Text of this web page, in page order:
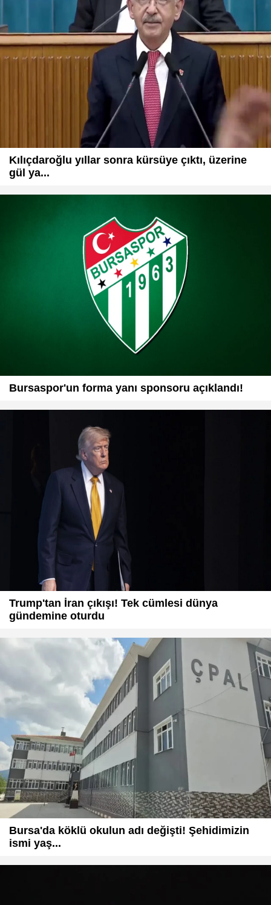
Kılıçdaroğlu yıllar sonra kürsüye çıktı, üzerine
gül ya...
Bursaspor'un forma yanı sponsoru açıklandı!
Trump'tan İran çıkışı! Tek cümlesi dünya
gündemine oturdu
Bursa'da köklü okulun adı değişti! Şehidimizin
ismi yaş...